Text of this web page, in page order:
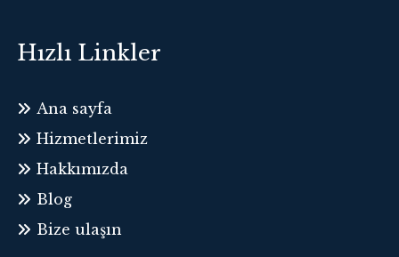
Hızlı Linkler
Ana sayfa
Hizmetlerimiz
Hakkımızda
Blog
Bize ulaşın